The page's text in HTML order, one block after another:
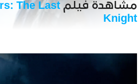
مشاهدة فيلم The Last
Knight